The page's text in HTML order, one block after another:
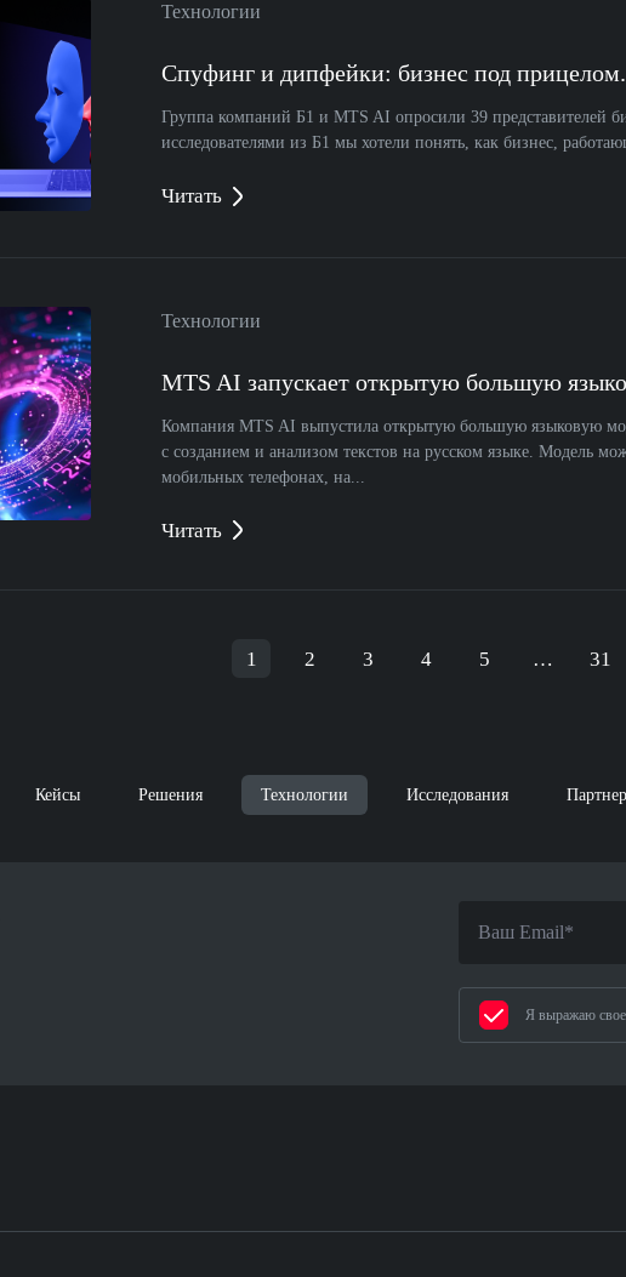
Технологии
Спуфинг и дипфейки: бизнес под
Группа компаний Б1 и MTS AI опросили 39 представителей
исследователями из Б1 мы хотели понять, как бизнес,
Читать
Технологии
MTS AI запускает открытую большую
Компания MTS AI выпустила открытую большую языковую
с созданием и анализом текстов на русском языке. Модель
мобильных телефонах, на...
Читать
1 2 3 4 5 … 31
Кейсы Решения Технологии Исследования
Я выражаю свое